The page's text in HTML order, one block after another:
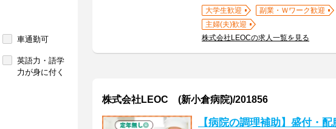
車通勤可
英語力・語学
力が身に付く
大学生歓迎 副業・Ｗワーク歓迎
主婦(夫)歓迎
株式会社LEOCの求人一覧を見る
株式会社LEOC (新小倉病院)/201856
【病院の調理補助】盛付・